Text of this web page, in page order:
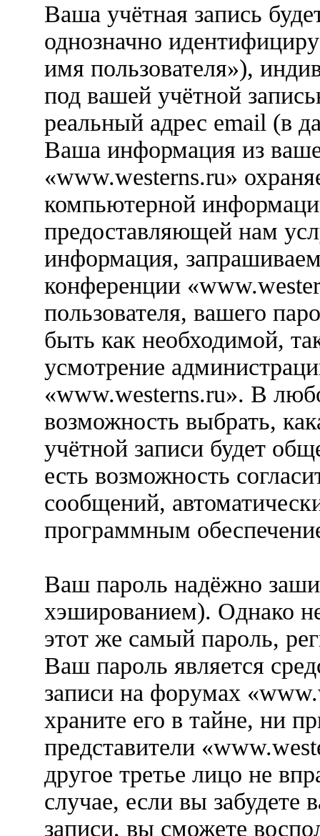
Ваша учётная запись
однозначно
имя пользователя»),
под вашей учётной
реальный адрес email (в
Ваша информация из
«www.westerns.ru»
компьютерной
предоставляющей нам
информация,
конференции
пользователя, вашего
быть как необходимой,
усмотрение
«www.westerns.ru». В
возможность выбрать,
учётной записи будет
есть возможность
сообщений,
программным
Ваш пароль надёжно
хэшированием). Однако
этот же самый пароль,
Ваш пароль является
записи на форумах
храните его в тайне, ни
представители
другое третье лицо не
случае, если вы
записи, вы сможете